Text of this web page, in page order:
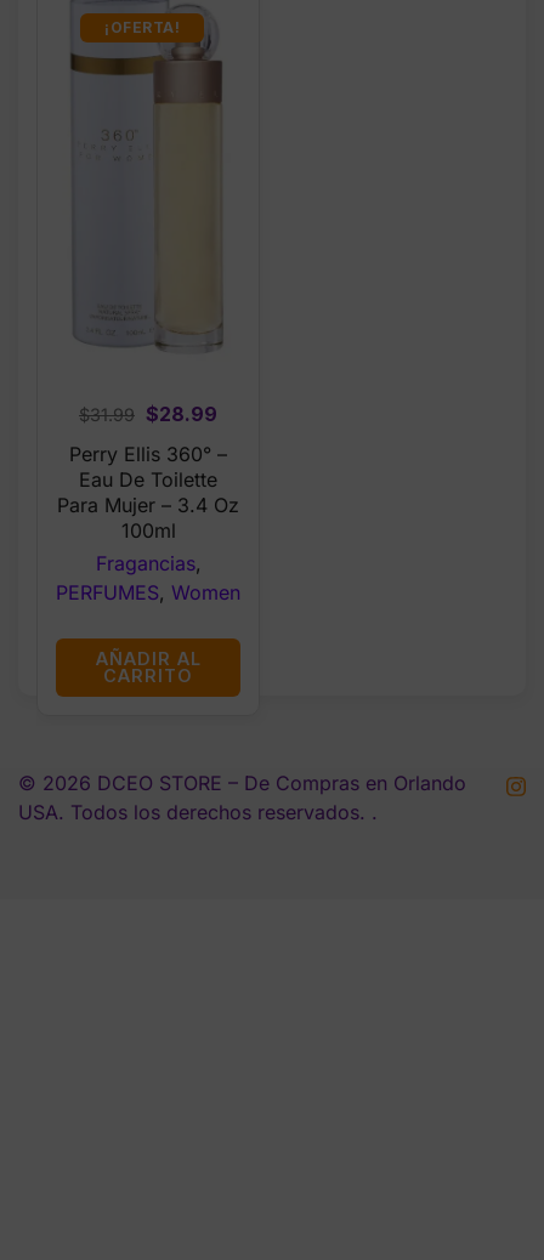
¡OFERTA!
$31.99 Original
price
was:
$31.99.
$28.99
$28.99.
Perry Ellis 360° –
Eau De Toilette
Para Mujer – 3.4 Oz
100ml
Fragancias,
PERFUMES, Women
AÑADIR AL
CARRITO
© 2026 DCEO STORE – De Compras en Orlando
USA. Todos los derechos reservados. .